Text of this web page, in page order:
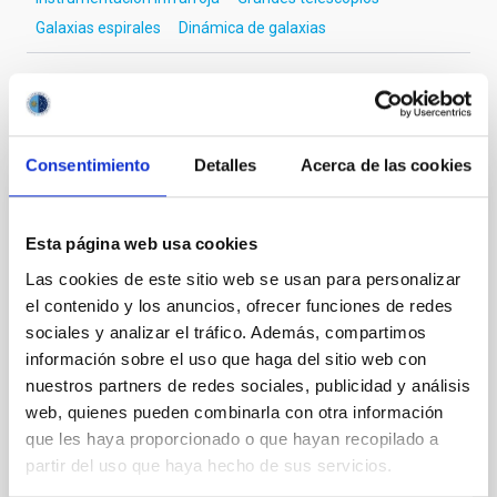
Consentimiento Detalles Acerca de las cookies
Esta página web usa cookies
Las cookies de este sitio web se usan para personalizar
el contenido y los anuncios, ofrecer funciones de redes
sociales y analizar el tráfico. Además, compartimos
información sobre el uso que haga del sitio web con
nuestros partners de redes sociales, publicidad y análisis
web, quienes pueden combinarla con otra información
que les haya proporcionado o que hayan recopilado a
partir del uso que haya hecho de sus servicios.
Galaxias espirales
Dinámica de galaxias
Te puede interesar
Magnetic Field Alignment with Dense
Cores in the Transition between Cloud and
Core Scales
In a magnetically dominated model of star formation,
we expect to see alignments between the magnetic
field orientation of star-forming dense cores and the
cloud-scale magnetic field. A. Pandhi et al. showed
instead, however, that the orientation of cores and
their angular momentum vectors appear random